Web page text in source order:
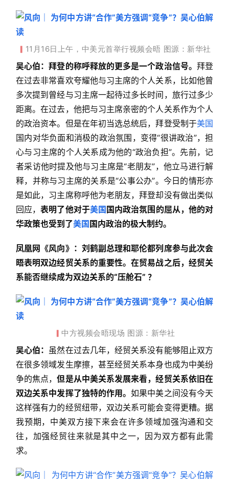
▎ 11月16日上午，中美元首举行视频会晤 图源：新华社
吴心伯：拜登的称呼释放的更多是一个政治信号。 拜登
在过去非常喜欢夸耀他与习主席的个人关系，比如他曾
多次提到曾经与习主席一起待过多长时间，旅行过多少
距离。在过去，他把与习主席亲密的个人关系作为个人
的政治资本。但是在年初当选总统后，拜登受制于美国
国内对华负面和消极的政治氛围，变得“很讲政治”，担
心与习主席的个人关系成为他的“政治负担”。先前，记
者采访他时提及他与习主席是“老朋友”，他立马进行解
释，并称与习主席的关系是“公事公办”。今日的情形亦
是如此，习主席称呼他为老朋友，拜登却没有做出类似
回应，表明了他对于美国 国内政治氛围的屈从，他的对
华政策也受到了美国 国内政治的极大制约。
凤凰网《风向》：刘鹤副总理和耶伦都列席参与此次会
晤表明双边经贸关系的重要性。在贸易战之后，经贸关
系能否继续成为双边关系的“压舱石” ？
▎ 中方视频会晤现场 图源：新华社
吴心伯： 虽然在过去几年，经贸关系没有能够阻止双方
在很多领域发生摩擦，甚至经贸关系本身也成为中美纷
争的焦点，但是从中美关系发展来看，经贸关系依旧在
双边关系中发挥了独特的作用。如果中美之间没有今天
这样强有力的经贸纽带，双边关系可能会变得更糟。据
我预期，中美双方接下来会在许多领域加强沟通和交
往，加强经贸往来就是其中之一，因为双方都有此需
求。